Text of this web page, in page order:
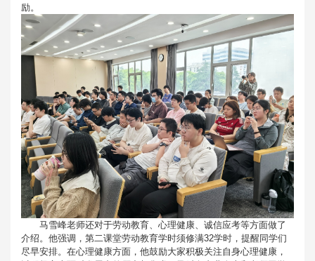
励。
马雪峰老师还对于劳动教育、心理健康、诚信应考等方面做了
介绍。他强调，第二课堂劳动教育学时须修满32学时，提醒同学们
尽早安排。在心理健康方面，他鼓励大家积极关注自身心理健康，